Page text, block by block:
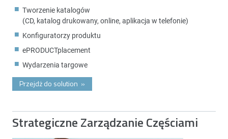
Tworzenie katalogów
(CD, katalog drukowany, online, aplikacja w telefonie)
Konfiguratorzy produktu
ePRODUCTplacement
Wydarzenia targowe
Przejdż do solution »
Strategiczne Zarządzanie Częściami